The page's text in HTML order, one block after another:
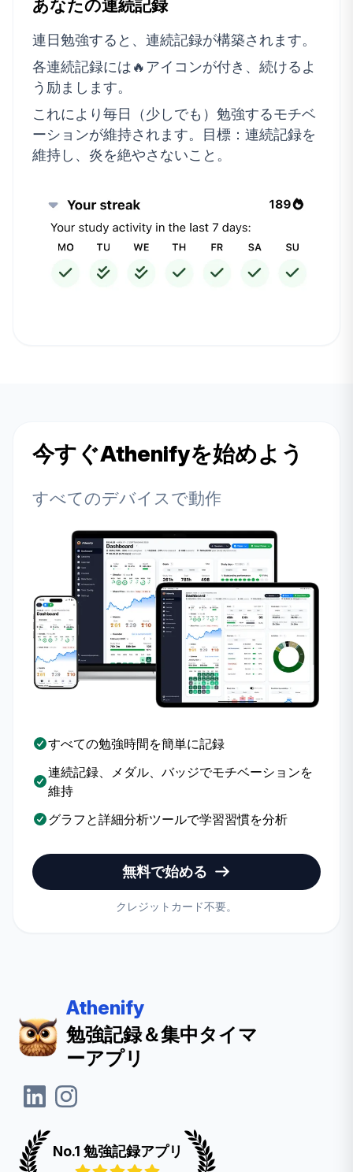
あなたの連続記録
連日勉強すると、連続記録が構築されます。
各連続記録には🔥アイコンが付き、続けるよ
う励まします。
これにより毎日（少しでも）勉強するモチベ
ーションが維持されます。目標：連続記録を
維持し、炎を絶やさないこと。
今すぐAthenifyを始めよう
すべてのデバイスで動作
すべての勉強時間を簡単に記録
連続記録、メダル、バッジでモチベーションを
維持
グラフと詳細分析ツールで学習習慣を分析
無料で始める
クレジットカード不要。
Athenify
勉強記録＆集中タイマ
ーアプリ
No.1 勉強記録アプリ